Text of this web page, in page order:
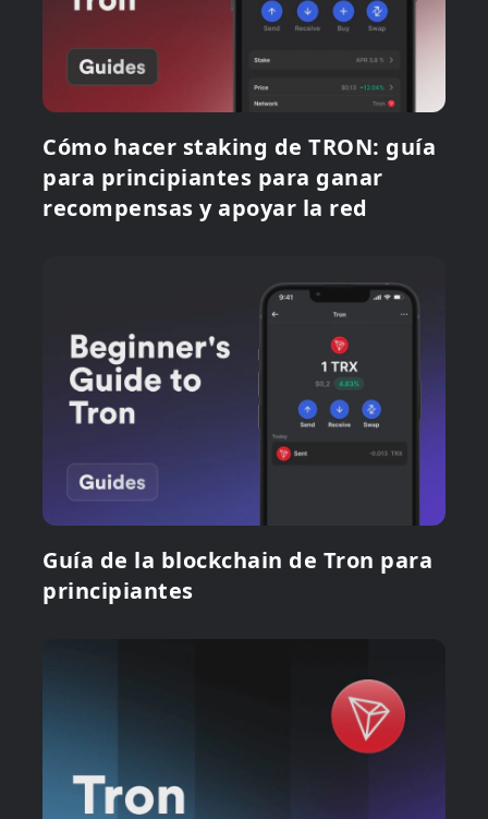
Cómo hacer staking de TRON: guía
para principiantes para ganar
recompensas y apoyar la red
Guía de la blockchain de Tron para
principiantes